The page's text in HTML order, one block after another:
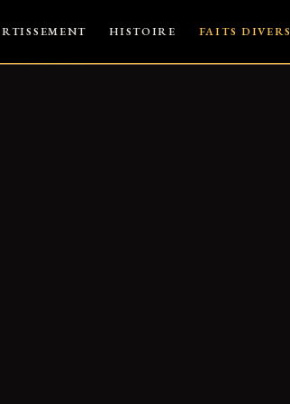
HISTOIRE FAITS DIVERS